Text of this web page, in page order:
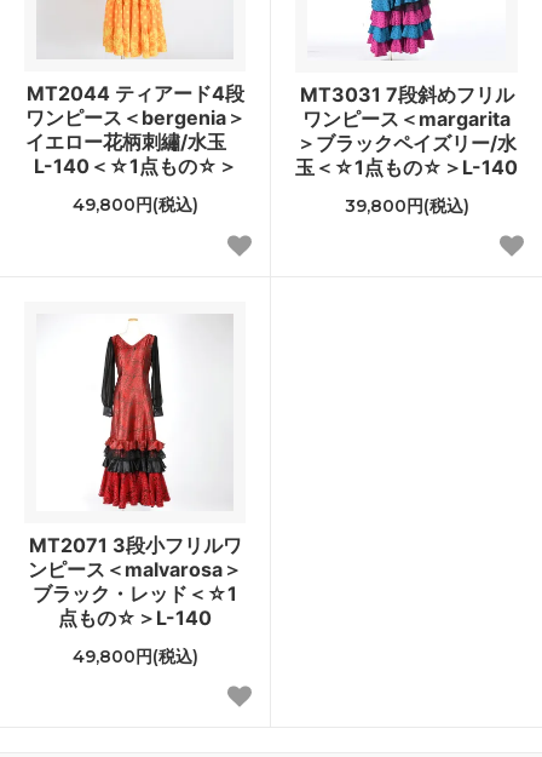
MT2044 ティアード4段
ワンピース＜bergenia＞
イエロー花柄刺繡/水玉
L-140＜☆1点もの☆＞
49,800円(税込)
MT3031 7段斜めフリル
ワンピース＜margarita
＞ブラックペイズリー/水
玉＜☆1点もの☆＞L-140
39,800円(税込)
MT2071 3段小フリルワ
ンピース＜malvarosa＞
ブラック・レッド＜☆1
点もの☆＞L-140
49,800円(税込)